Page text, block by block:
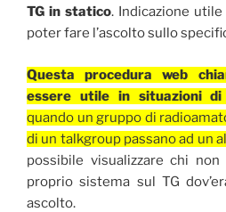
TG in statico. Indicazione
poter fare l’ascolto sullo
Questa procedura web
essere utile in situazioni di
quando un gruppo di
di un talkgroup passano ad un
possibile visualizzare chi
proprio sistema sul TG
ascolto.